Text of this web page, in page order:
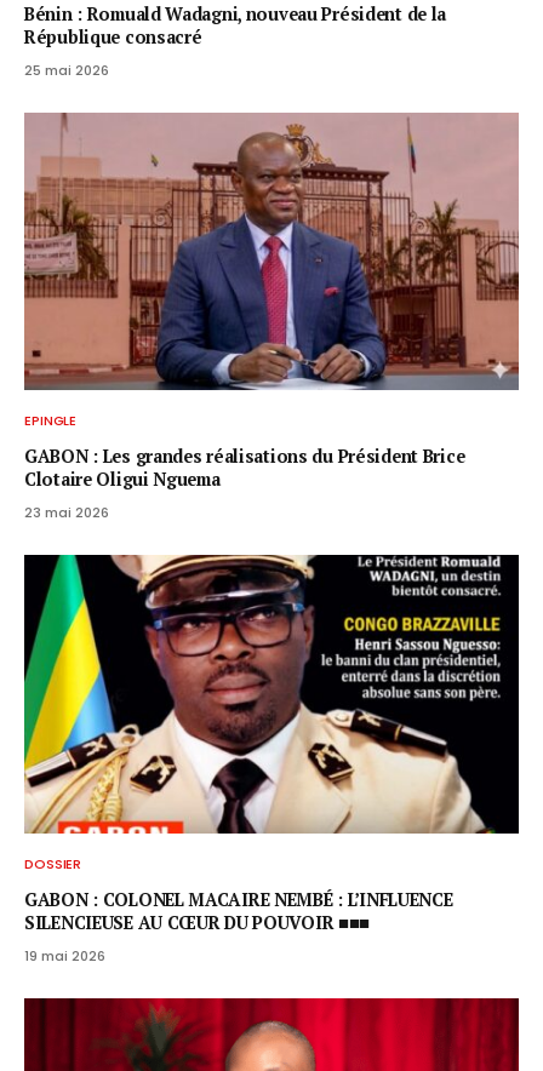
Bénin : Romuald Wadagni, nouveau Président de la
République consacré
25 mai 2026
EPINGLE
GABON : Les grandes réalisations du Président Brice
Clotaire Oligui Nguema
23 mai 2026
DOSSIER
GABON : COLONEL MACAIRE NEMBÉ : L’INFLUENCE
SILENCIEUSE AU CŒUR DU POUVOIR ■■■
19 mai 2026